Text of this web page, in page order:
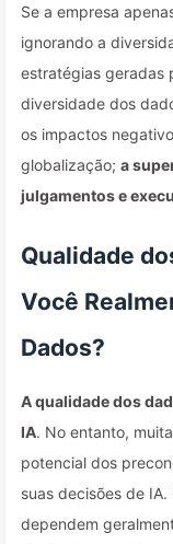
Se a empresa
ignorando a
estratégias geradas
diversidade dos
os impactos
globalização; a
julgamentos e
Qualidade
Você
Dados?
A qualidade dos
IA. No entanto,
potencial dos
suas decisões de
dependem